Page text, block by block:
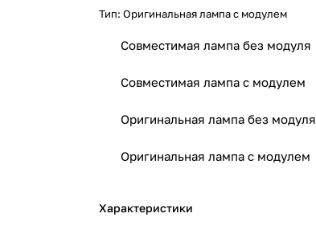
Тип:Оригинальная лампа с модулем
Совместимая лампа без модуля
Совместимая лампа с модулем
Оригинальная лампа без модуля
Оригинальная лампа с модулем
Характеристики